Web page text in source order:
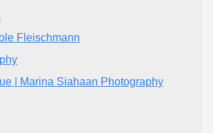
Fleischmann
| Marina Siahaan Photography